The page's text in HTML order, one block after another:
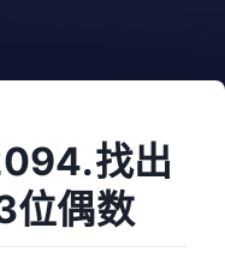
找出
位偶数